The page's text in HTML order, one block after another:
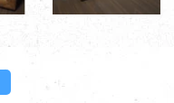
Twitterに投稿する